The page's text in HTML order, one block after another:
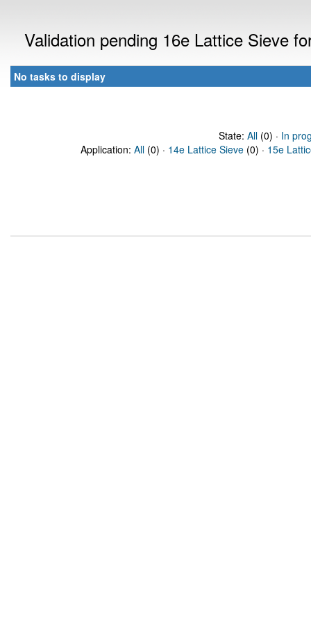
Validation pending 16e Lattice Sieve
No tasks to display
State: All(0) · In
Application: All (0) · 14e Lattice Sieve (0) · 15e